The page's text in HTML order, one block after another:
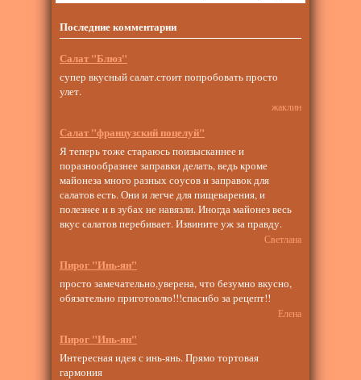
Последние комментарии
Салат "Блюз"
супер вкусный салат.стоит попробовать просто
улет.
жаклин
Салат "французский поцелуй"
Я теперь тоже стараюсь поизысканнее и
поразнообразнее заправки делать, ведь кроме
майонеза много разных соусов и заправок для
салатов есть. Они и легче для пищеварения, и
полезнее и в зубах не навязли. Иногда майонез весь
вкус салатов перебивает. Извините уж за правду.
Светлана
Пирог "Инь-ян"
просто замечательно,уверена, что безумно вкусно,
обязательно приготовлю!!!спасибо за рецепт!!
Елена
Пирог "Инь-ян"
Интересная идея с инь-янь. Прямо тортовая
гармония